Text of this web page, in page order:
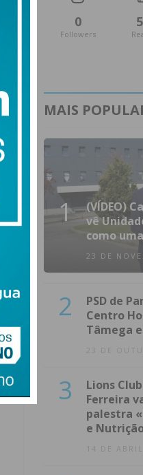
0
Followers
MAIS
1
(VÍDEO)
vê
como
23 DE
2
PSD de
Centro
Tâmega
23 DE
3
Lions
Ferreira
palestra
e
14 DE